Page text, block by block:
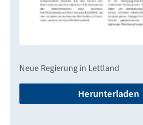
Neue Regierung in Lettland
Herunterladen